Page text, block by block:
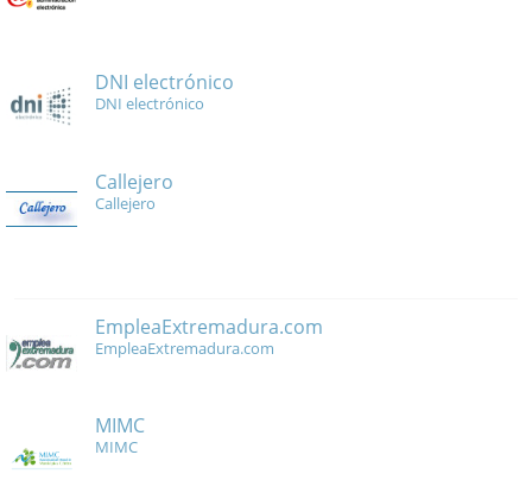
DNI electrónico
DNI electrónico
Callejero
Callejero
EmpleaExtremadura.com
EmpleaExtremadura.com
MIMC
MIMC